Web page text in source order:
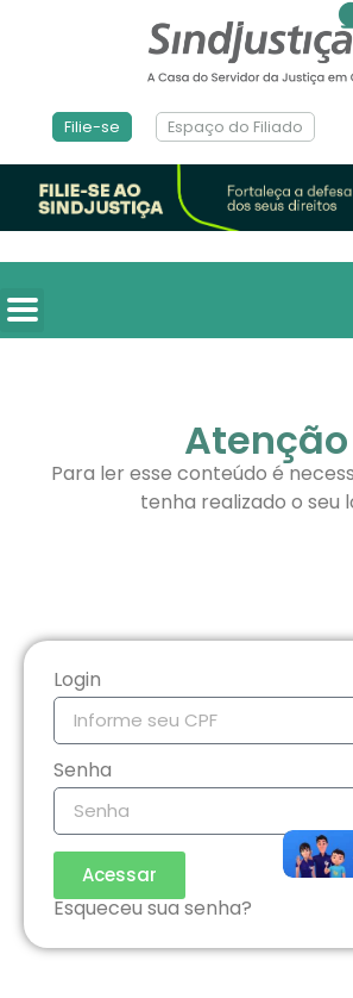
Filie-se Espaço do Filiado
Atenção
Para ler esse conteúdo é
tenha realizado o seu
Login
Senha
Acessar
Esqueceu sua senha?